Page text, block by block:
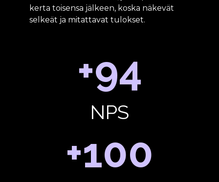
kerta toisensa jälkeen, koska näkevät
selkeät ja mitattavat tulokset.
+94
NPS
+100